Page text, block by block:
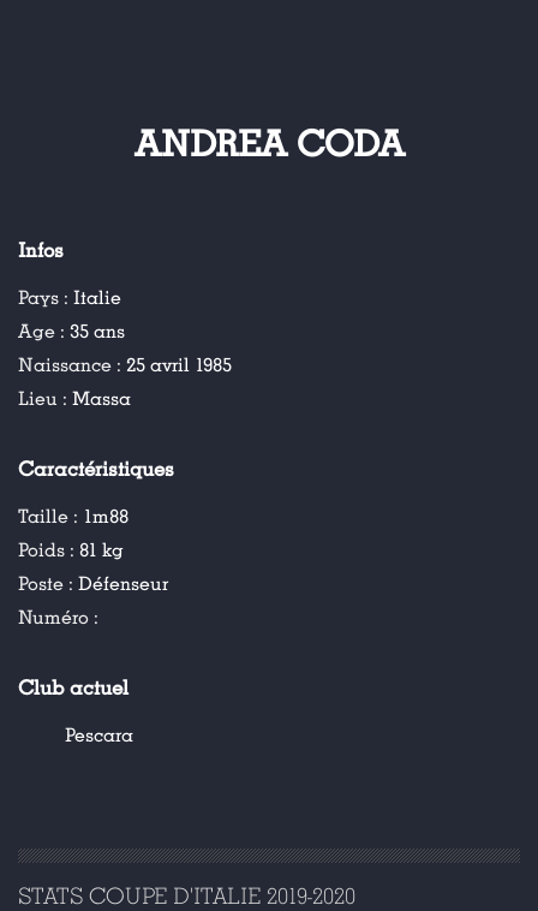
ANDREA CODA
Infos
Pays : Italie
Age : 35 ans
Naissance : 25 avril 1985
Lieu : Massa
Caractéristiques
Taille : 1m88
Poids : 81 kg
Poste : Défenseur
Numéro :
Club actuel
Pescara
STATS COUPE D'ITALIE 2019-2020